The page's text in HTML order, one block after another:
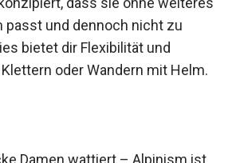
dass sie ohne
Helm passt und dennoch
ist. Dies bietet dir Flexibilität
Klettern oder Wandern mit